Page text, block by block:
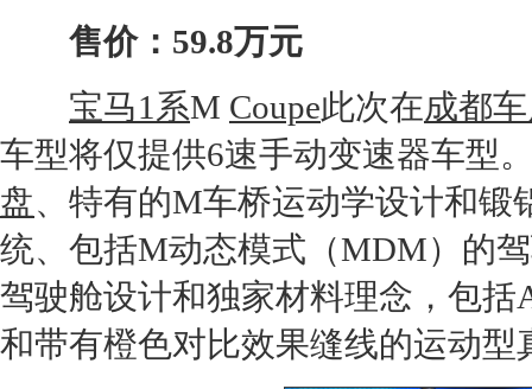
售价：59.8万元
宝马1系M Coupe此次在成都
车型将仅提供6速手动变速器车型
盘、特有的M车桥运动学设计和
统、包括M动态模式（MDM）的
驾驶舱设计和独家材料理念，包括
和带有橙色对比效果缝线的运动型